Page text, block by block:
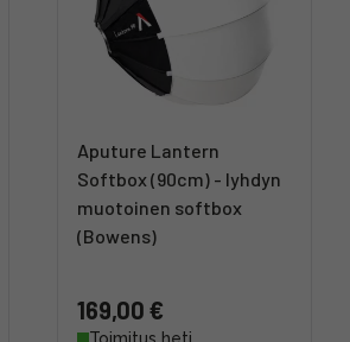
Aputure Lantern
Softbox (90cm) - lyhdyn
muotoinen softbox
(Bowens)
169,00 €